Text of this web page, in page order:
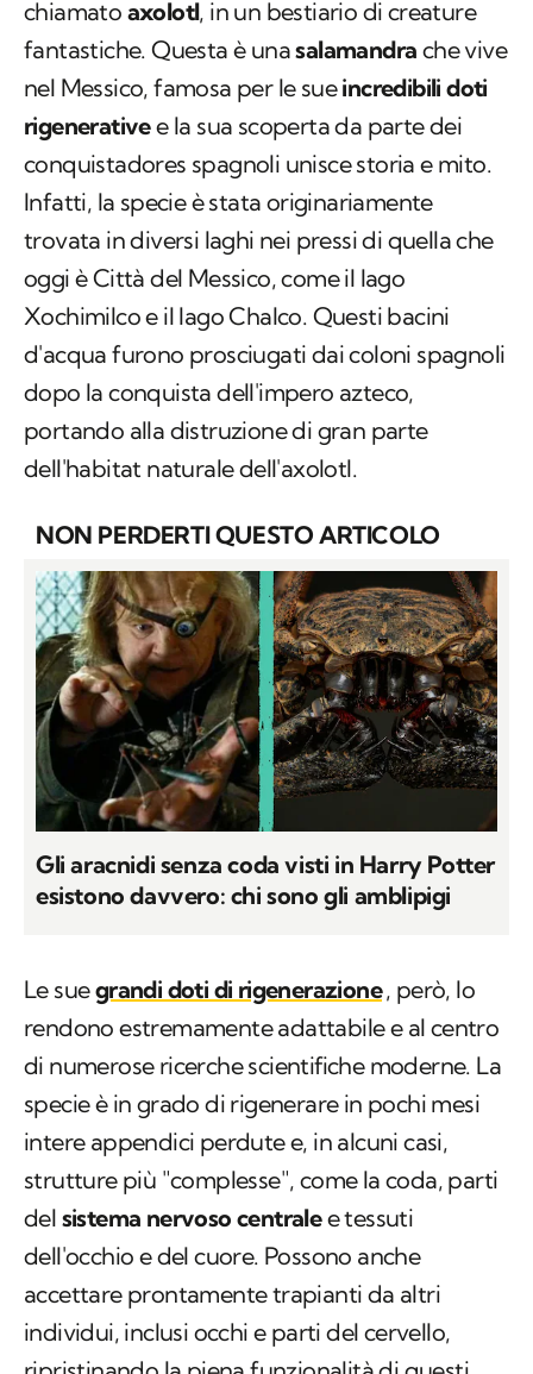
chiamato axolotl, in un bestiario di creature
fantastiche. Questa è unasalamandra che vive
nel Messico, famosa per le sueincredibili doti
rigenerativee la sua scoperta da parte dei
conquistadores spagnoli unisce storia e mito.
Infatti, la specie è stata originariamente
trovata in diversi laghi nei pressi di quella che
oggi è Città del Messico, come il lago
Xochimilco e il lago Chalco. Questi bacini
d'acqua furono prosciugati dai coloni spagnoli
dopo la conquista dell'impero azteco,
portando alla distruzione di gran parte
dell'habitat naturale dell'axolotl.
NON PERDERTI QUESTO ARTICOLO
Gli aracnidi senza coda visti in Harry Potter
esistono davvero: chi sono gli amblipigi
Le suegrandi doti di rigenerazione, però, lo
rendono estremamente adattabile e al centro
di numerose ricerche scientifiche moderne. La
specie è in grado di rigenerare in pochi mesi
intere appendici perdute e, in alcuni casi,
strutture più "complesse", come la coda, parti
del sistema nervoso centralee tessuti
dell'occhio e del cuore. Possono anche
accettare prontamente trapianti da altri
individui, inclusi occhi e parti del cervello,